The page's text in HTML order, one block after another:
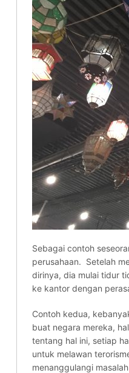
Sebagai contoh
perusahaan. Setelah
dirinya, dia mulai tidur
ke kantor dengan
Contoh kedua,
buat negara mereka,
tentang hal ini, setiap
untuk melawan
menanggulangi